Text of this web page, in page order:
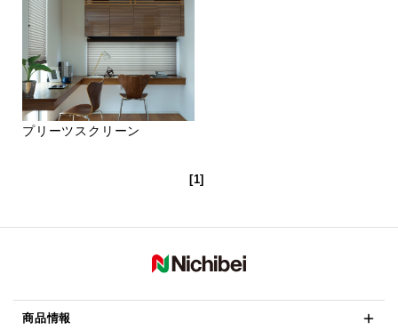
プリーツスクリーン
[1]
商品情報